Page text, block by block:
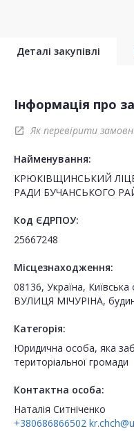
Деталі закупівлі
Інформація про
open_in_new Як перевірити
Найменування:
КРЮКІВЩИНСЬКИЙ
РАДИ БУЧАНСЬКОГО
Код ЄДРПОУ:
25667248
Місцезнаходження:
08136, Україна,
ВУЛИЦЯ МІЧУРІНА,
Категорія:
Юридична особа, яка
територіальної громади
Контактна особа:
Наталія Ситніченко
+380686866502